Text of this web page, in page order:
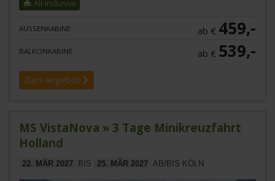
All-Inclusive
AUSSENKABINE ab € 459,-
BALKONKABINE ab € 539,-
Zum Angebot
MS VistaNova » 3 Tage Minikreuzfahrt
Holland
22. MÄR 2027 BIS 25. MÄR 2027 AB/BIS KÖLN